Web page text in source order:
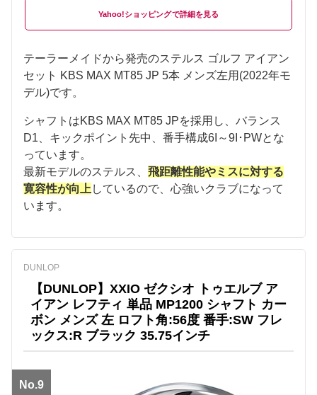
Yahoo!ショッピング
テーラーメイドから発売のステルス ゴルフ アイアン
セット KBS MAX MT85 JP 5本 メンズ左用(2022年モ
デル)です。
シャフトはKBS MAX MT85 JPを採用し、バランス
D1、キックポイント先中、番手構成6I～9I･PWとな
っています。
最新モデルのステルス、 飛距離性能やミスに対する
寛容性が向上 しているので、心強いクラブになって
います。
DUNLOP
【DUNLOP】XXIO ゼクシオ トゥエルブ ア
イアン レフティ 単品 MP1200 シャフト カー
ボン メンズ 左 ロフト角:56度 番手:SW フレ
ックス:R ブラック 35.75インチ
No.9